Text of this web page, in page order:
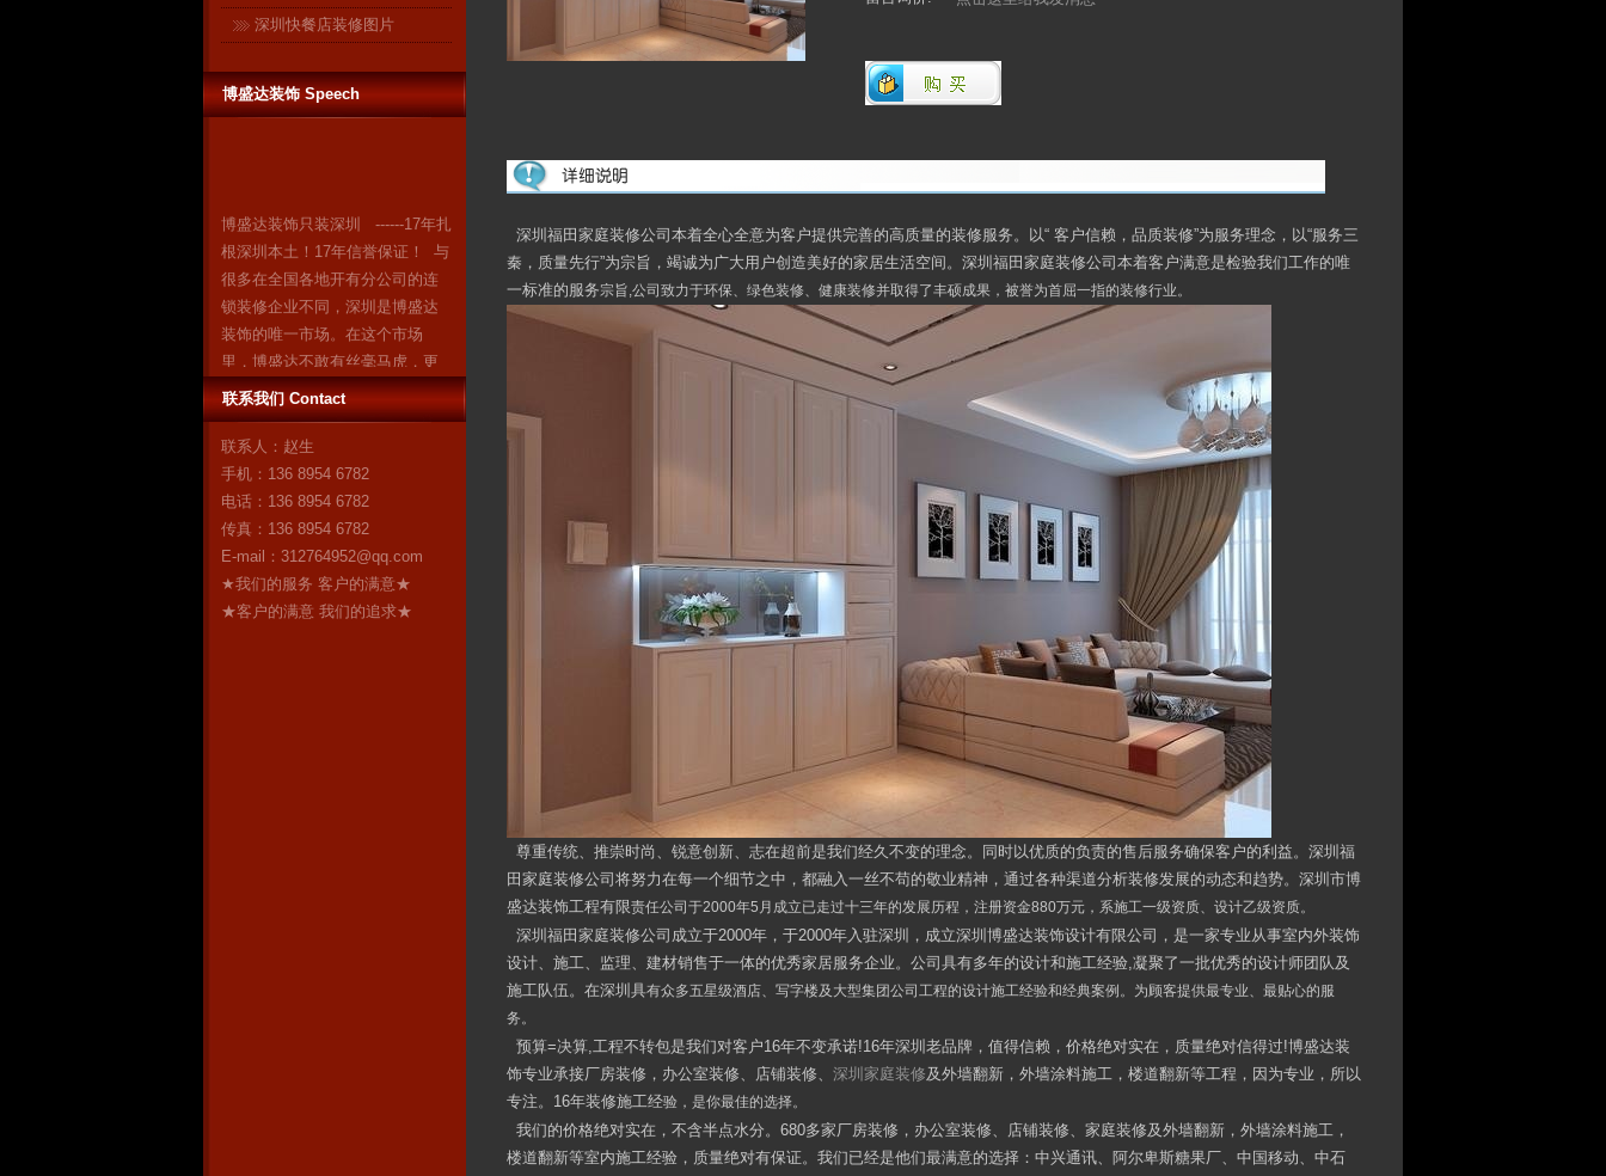
深圳快餐店装修图片
博盛达装饰 Speech
根深圳本土！17年信誉保证！ 与
很多在全国各地开有分公司的连
锁装修企业不同，深圳是博盛达
装饰的唯一市场。在这个市场
里，博盛达不敢有丝毫马虎，更
加不敢采取转包等违法行为忽悠
消费者。因为我们知道：失去了
深圳，就失去了博盛达的全
部！ 我们是深圳人，我们自豪！
作为深圳市装修行业领军企业的
博盛达装饰，对自己“深圳本土”这
个身份感到无比自豪。17年来，
博盛达
更多
联系我们 Contact
联系人：赵生
手机：136 8954 6782
电话：136 8954 6782
传真：136 8954 6782
E-mail： 312764952@qq.com
★我们的服务 客户的满意★
★客户的满意 我们的追求★
深圳福田家庭装修公司本着全心全意为客户提供完善的高质量的装修服务。以“ 客户信赖，品质装修”为服务理念，以“服务三
秦，质量先行”为宗旨，竭诚为广大用户创造美好的家居生活空间。深圳福田家庭装修公司本着客户满意是检验我们工作的唯
一标准的服务宗旨,公司致力于环保、绿色装修、健康装修并取得了丰硕成果，被誉为首屈一指的装修行业。
尊重传统、推崇时尚、锐意创新、志在超前是我们经久不变的理念。同时以优质的负责的售后服务确保客户的利益。深圳福
田家庭装修公司将努力在每一个细节之中，都融入一丝不苟的敬业精神，通过各种渠道分析装修发展的动态和趋势。深圳市博
盛达装饰工程有限责任公司于2000年5月成立已走过十三年的发展历程，注册资金880万元，系施工一级资质、设计乙级资质。
深圳福田家庭装修公司成立于2000年，于2000年入驻深圳，成立深圳博盛达装饰设计有限公司，是一家专业从事室内外装饰
设计、施工、监理、建材销售于一体的优秀家居服务企业。公司具有多年的设计和施工经验,凝聚了一批优秀的设计师团队及
施工队伍。在深圳具有众多五星级酒店、写字楼及大型集团公司工程的设计施工经验和经典案例。为顾客提供最专业、最贴心的服
务。
预算=决算,工程不转包是我们对客户16年不变承诺!16年深圳老品牌，值得信赖，价格绝对实在，质量绝对信得过!博盛达装
饰专业承接厂房装修，办公室装修、店铺装修、 深圳家庭装修及外墙翻新，外墙涂料施工，楼道翻新等工程，因为专业，所以
专注。16年装修施工经验，是你最佳的选择。
我们的价格绝对实在，不含半点水分。680多家厂房装修，办公室装修、店铺装修、家庭装修及外墙翻新，外墙涂料施工，
楼道翻新等室内施工经验，质量绝对有保证。我们已经是他们最满意的选择：中兴通讯、阿尔卑斯糖果厂、中国移动、中石